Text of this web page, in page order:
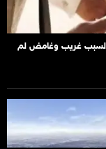
لسبب غريب وغامض لم